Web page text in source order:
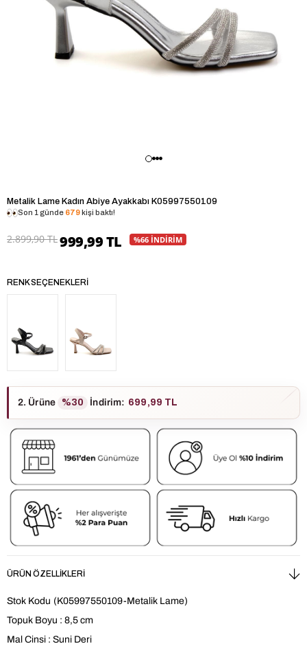
Metalik Lame Kadın Abiye Ayakkabı K05997550109
Son 1 günde 679kişi baktı!
2.899,90 TL999,99 TL %66 İNDİRİM
RENK SEÇENEKLERI
2. Ürüne %30 İndirim: 699,99 TL
ÜRÜN ÖZELLIKLERI
Stok Kodu (K05997550109-Metalik Lame)
Topuk Boyu : 8,5 cm
Mal Cinsi : Suni Deri